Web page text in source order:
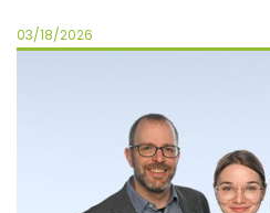
03/18/2026